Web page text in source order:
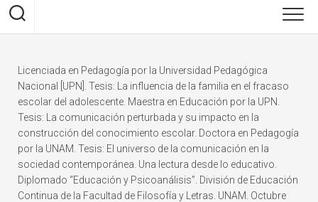
Licenciada en Pedagogía por la Universidad Pedagógica
Nacional [UPN]. Tesis: La influencia de la familia en el fracaso
escolar del adolescente. Maestra en Educación por la UPN.
Tesis: La comunicación perturbada y su impacto en la
construcción del conocimiento escolar. Doctora en Pedagogía
por la UNAM. Tesis: El universo de la comunicación en la
sociedad contemporánea. Una lectura desde lo educativo.
Diplomado “Educación y Psicoanálisis”. División de Educación
Continua de la Facultad de Filosofía y Letras. UNAM. Octubre